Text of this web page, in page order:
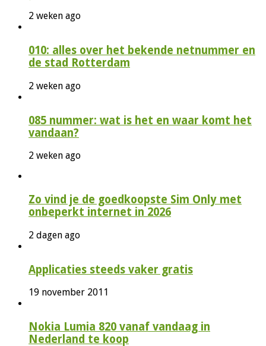
2 weken ago
010: alles over het bekende netnummer en
de stad Rotterdam
2 weken ago
085 nummer: wat is het en waar komt het
vandaan?
2 weken ago
Zo vind je de goedkoopste Sim Only met
onbeperkt internet in 2026
2 dagen ago
Applicaties steeds vaker gratis
19 november 2011
Nokia Lumia 820 vanaf vandaag in
Nederland te koop